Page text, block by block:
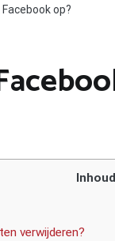
op?
verwijderen?